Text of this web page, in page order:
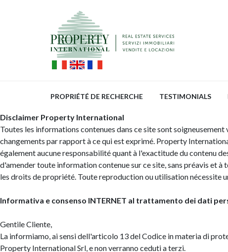
PROPRIÉTÉ DE RECHERCHE TESTIMONIALS
Disclaimer Property International
Toutes les informations contenues dans ce site sont
changements par rapport à ce qui est exprimé. Property
également aucune responsabilité quant à l'exactitude du contenu
d'amender toute information contenue sur ce site, sans préavis et
les droits de propriété. Toute reproduction ou utilisation nécessite
Informativa e consenso INTERNET al trattamento dei dati
Gentile Cliente,
La informiamo, ai sensi dell'articolo 13 del Codice in materia di
Property International Srl, e non verranno ceduti a terzi.